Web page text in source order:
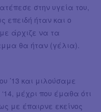
στην υγεία του,
ήταν και ο
άρχιζε να τα
θα ήταν (γέλια).
’13 και μιλούσαμε
μέχρι που έμαθα ότι
με έπαιρνε εκείνος